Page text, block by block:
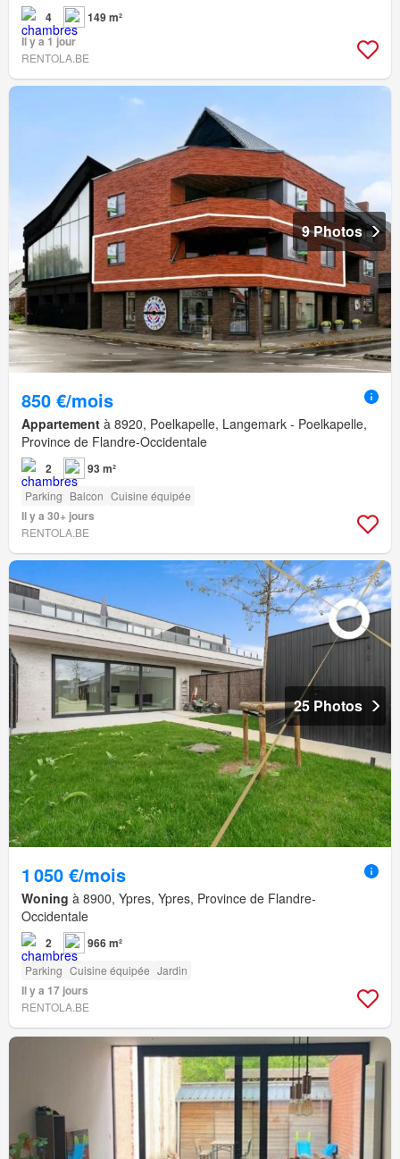
4
149 m²
Il y a 1 jour
RENTOLA.BE
9 Photos
850 €/mois
Appartement à 8920, Poelkapelle, Langemark - Poelkapelle,
Province de Flandre-Occidentale
2 93 m²
Parking Balcon Cuisine équipée
Il y a 30+ jours
RENTOLA.BE
25 Photos
1 050 €/mois
Woning à 8900, Ypres, Ypres, Province de Flandre-
Occidentale
2 966 m²
Parking Cuisine équipée Jardin
Il y a 17 jours
RENTOLA.BE